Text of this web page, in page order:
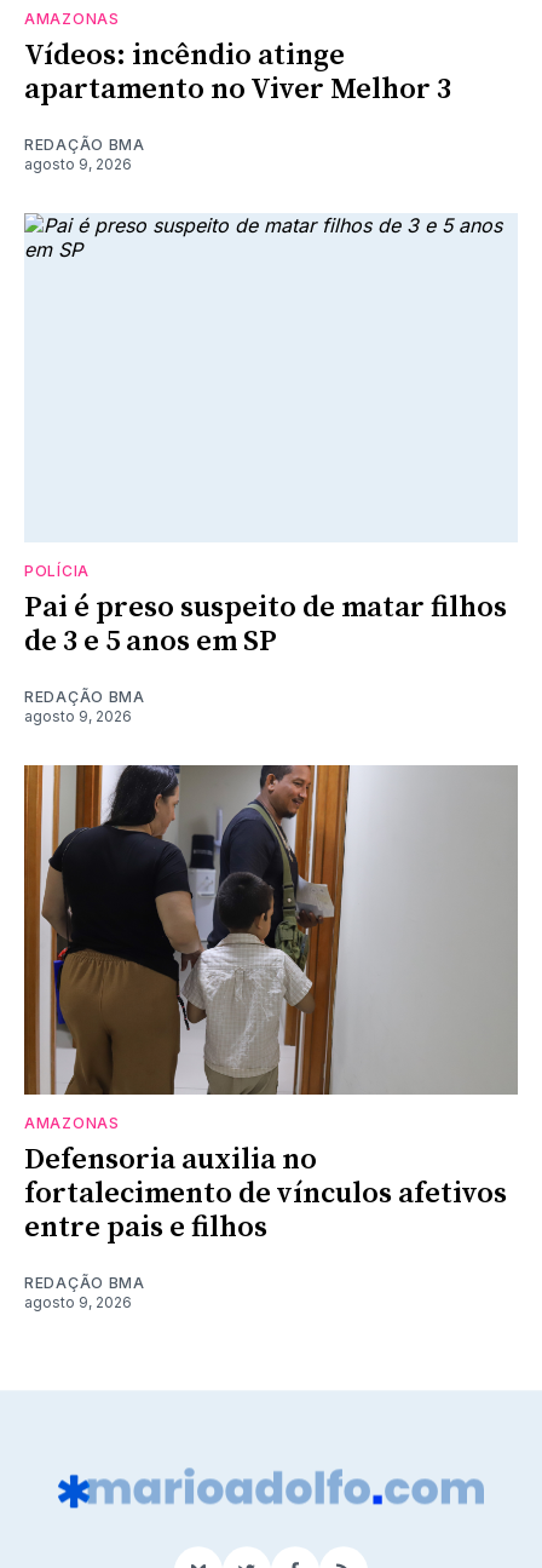
AMAZONAS
Vídeos: incêndio atinge
apartamento no Viver Melhor 3
REDAÇÃO BMA
agosto 9, 2026
POLÍCIA
Pai é preso suspeito de matar filhos
de 3 e 5 anos em SP
REDAÇÃO BMA
agosto 9, 2026
AMAZONAS
Defensoria auxilia no
fortalecimento de vínculos afetivos
entre pais e filhos
REDAÇÃO BMA
agosto 9, 2026